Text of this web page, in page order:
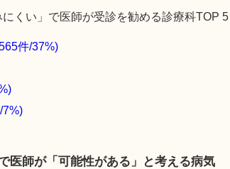
くい」で医師が受診を勧める診療科TOP 5
件/37%)
7%)
医師が「可能性がある」と考える病気